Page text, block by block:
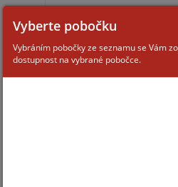
Vyberte pobočku
Vybráním pobočky ze seznamu se Vám
dostupnost na vybrané pobočce.